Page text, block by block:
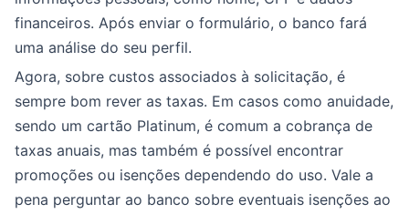
financeiros. Após enviar o formulário, o banco fará
uma análise do seu perfil.
Agora, sobre custos associados à solicitação, é
sempre bom rever as taxas. Em casos como anuidade,
sendo um cartão Platinum, é comum a cobrança de
taxas anuais, mas também é possível encontrar
promoções ou isenções dependendo do uso. Vale a
pena perguntar ao banco sobre eventuais isenções ao